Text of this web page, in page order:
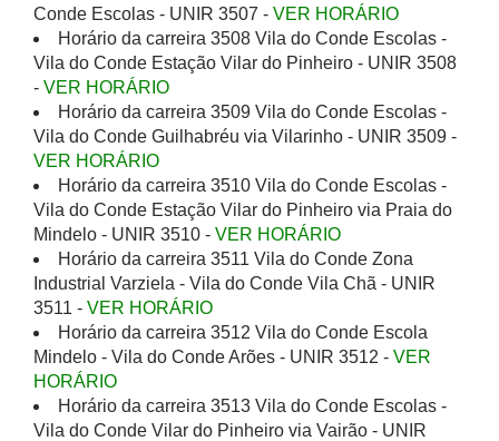
Conde Escolas - UNIR 3507 - VER HORÁRIO
Horário da carreira 3508 Vila do Conde Escolas -
Vila do Conde Estação Vilar do Pinheiro - UNIR 3508
- VER HORÁRIO
Horário da carreira 3509 Vila do Conde Escolas -
Vila do Conde Guilhabréu via Vilarinho - UNIR 3509 -
VER HORÁRIO
Horário da carreira 3510 Vila do Conde Escolas -
Vila do Conde Estação Vilar do Pinheiro via Praia do
Mindelo - UNIR 3510 - VER HORÁRIO
Horário da carreira 3511 Vila do Conde Zona
Industrial Varziela - Vila do Conde Vila Chã - UNIR
3511 - VER HORÁRIO
Horário da carreira 3512 Vila do Conde Escola
Mindelo - Vila do Conde Arões - UNIR 3512 - VER
HORÁRIO
Horário da carreira 3513 Vila do Conde Escolas -
Vila do Conde Vilar do Pinheiro via Vairão - UNIR